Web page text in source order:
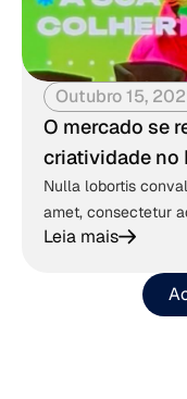
Outubro 15,
O mercado se
criatividade no
Nulla lobortis
amet, consectetur
Leia mais